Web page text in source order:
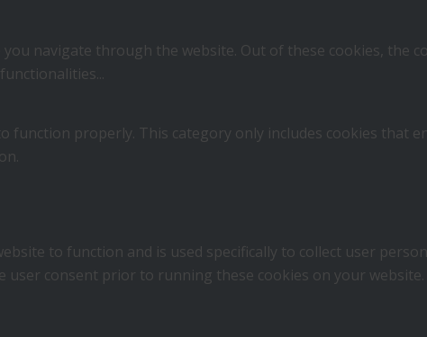
navigate through the website. Out of these cookies, the
...
function properly. This category only includes cookies that
to function and is used specifically to collect user
user consent prior to running these cookies on your website.